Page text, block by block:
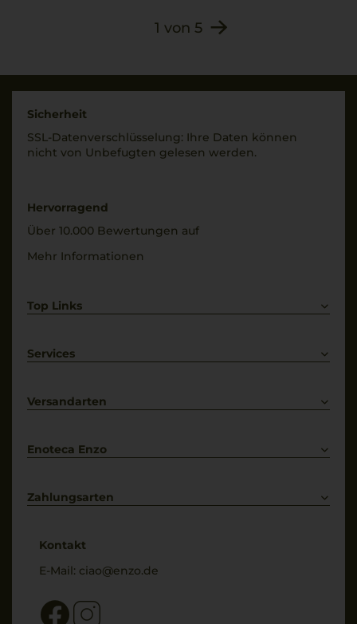
1 von 5
Sicherheit
SSL-Daten­verschlüs­selung: Ihre Daten können
nicht von Unbe­fugten gelesen werden.
Hervorragend
Über 10.000 Bewertungen auf
Mehr Informationen
Top Links
Weißwein
Services
Kontakt
Versandarten
Enoteca Enzo
Bewertungs-Richtlinien
Zahlungsarten
Kontakt
E-Mail: ciao@enzo.de